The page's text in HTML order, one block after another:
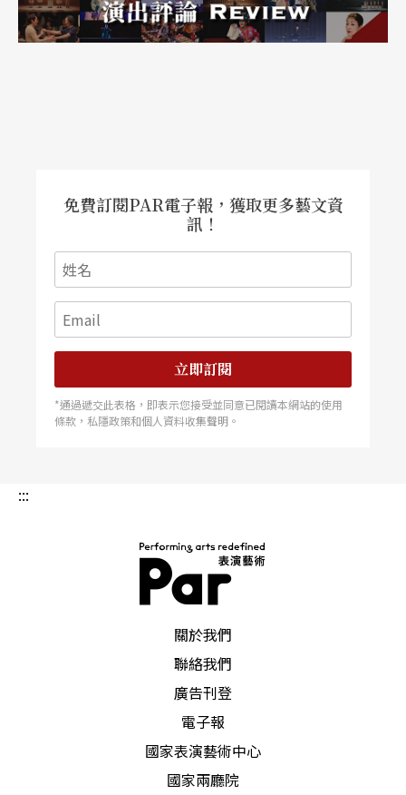
免費訂閱PAR電子報，獲取更多藝文資
訊！
立即訂閱
*通過遞交此表格，即表示您接受並同意已閱讀本網站的使用
條款，私隱政策和個人資料收集聲明。
:::
關於我們
聯絡我們
廣告刊登
電子報
國家表演藝術中心
國家兩廳院